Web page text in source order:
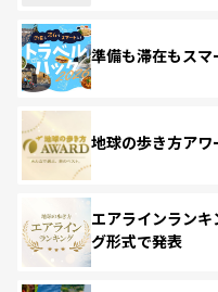
準備も滞在もス
地球の歩き方ア
エアラインラン
グ形式で発表